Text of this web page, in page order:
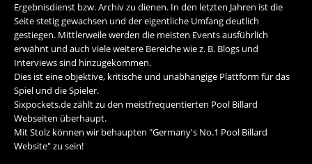
Ergebnisdienst bzw. Archiv zu dienen. In den letzten Jahren ist die
Seite stetig gewachsen und der eigentliche Umfang deutlich
gestiegen. Mittlerweile werden die meisten Events ausführlich
erwähnt und auch viele weitere Bereiche wie z. B. Blogs und
Interviews sind hinzugekommen.
Dies ist eine objektive, kritische und unabhängige Plattform für das
Spiel und die Spieler.
Sixpockets.de zählt zu den meistfrequentierten Pool Billard
Webseiten überhaupt.
Mit Stolz können wir behaupten "Germany's No.1 Pool Billard
Website" zu sein!